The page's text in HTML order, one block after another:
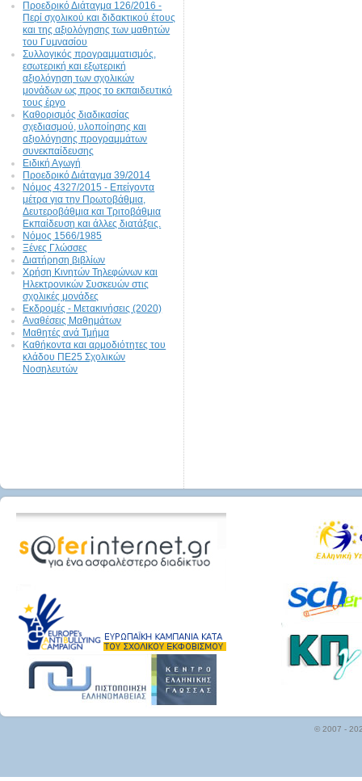
Προεδρικό Διάταγμα 126/2016 -
Περί σχολικού και διδακτικού έτους
και της αξιολόγησης των μαθητών
του Γυμνασίου
Συλλογικός προγραμματισμός,
εσωτερική και εξωτερική
αξιολόγηση των σχολικών
μονάδων ως προς το εκπαιδευτικό
τους έργο
Καθορισμός διαδικασίας
σχεδιασμού, υλοποίησης και
αξιολόγησης προγραμμάτων
συνεκπαίδευσης
Ειδική Αγωγή
Προεδρικό Διάταγμα 39/2014
Νόμος 4327/2015 - Επείγοντα
μέτρα για την Πρωτοβάθμια,
Δευτεροβάθμια και Τριτοβάθμια
Εκπαίδευση και άλλες διατάξεις.
Νόμος 1566/1985
Ξένες Γλώσσες
Διατήρηση βιβλίων
Χρήση Κινητών Τηλεφώνων και
Ηλεκτρονικών Συσκευών στις
σχολικές μονάδες
Εκδρομές - Μετακινήσεις (2020)
Αναθέσεις Μαθημάτων
Μαθητές ανά Τμήμα
Καθήκοντα και αρμοδιότητες του
κλάδου ΠΕ25 Σχολικών
Νοσηλευτών
© 2007 -